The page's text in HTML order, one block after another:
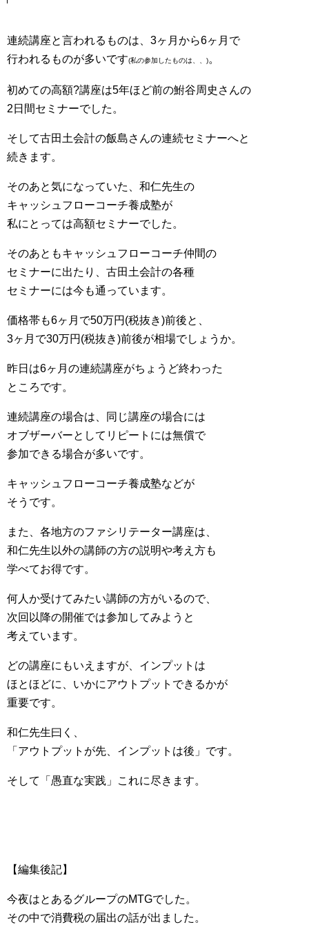
連続講座と言われるものは、3ヶ月から6ヶ月で
行われるものが多いです(私の参加したものは、、)。
初めての高額?講座は5年ほど前の鮒谷周史さんの
2日間セミナーでした。
そして古田土会計の飯島さんの連続セミナーへと
続きます。
そのあと気になっていた、和仁先生の
キャッシュフローコーチ養成塾が
私にとっては高額セミナーでした。
そのあともキャッシュフローコーチ仲間の
セミナーに出たり、古田土会計の各種
セミナーには今も通っています。
価格帯も6ヶ月で50万円(税抜き)前後と、
3ヶ月で30万円(税抜き)前後が相場でしょうか。
昨日は6ヶ月の連続講座がちょうど終わった
ところです。
連続講座の場合は、同じ講座の場合には
オブザーバーとしてリピートには無償で
参加できる場合が多いです。
キャッシュフローコーチ養成塾などが
そうです。
また、各地方のファシリテーター講座は、
和仁先生以外の講師の方の説明や考え方も
学べてお得です。
何人か受けてみたい講師の方がいるので、
次回以降の開催では参加してみようと
考えています。
どの講座にもいえますが、インプットは
ほとほどに、いかにアウトプットできるかが
重要です。
和仁先生曰く、
「アウトプットが先、インプットは後」です。
そして「愚直な実践」これに尽きます。
【編集後記】
今夜はとあるグループのMTGでした。
その中で消費税の届出の話が出ました。